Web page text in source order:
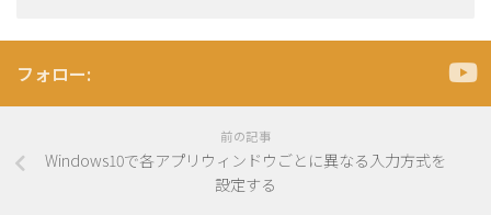
フォロー:
前の記事
Windows10で各アプリウィンドウごとに異なる入力方式を
設定する